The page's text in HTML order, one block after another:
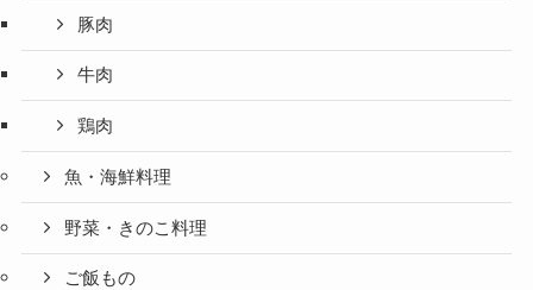
豚肉
牛肉
鶏肉
魚・海鮮料理
野菜・きのこ料理
ご飯もの